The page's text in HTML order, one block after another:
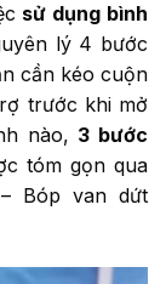
sử dụng bình
lý 4 bước
cần kéo cuộn
trước khi mở
nào, 3 bước
tóm gọn qua
Bóp van dứt